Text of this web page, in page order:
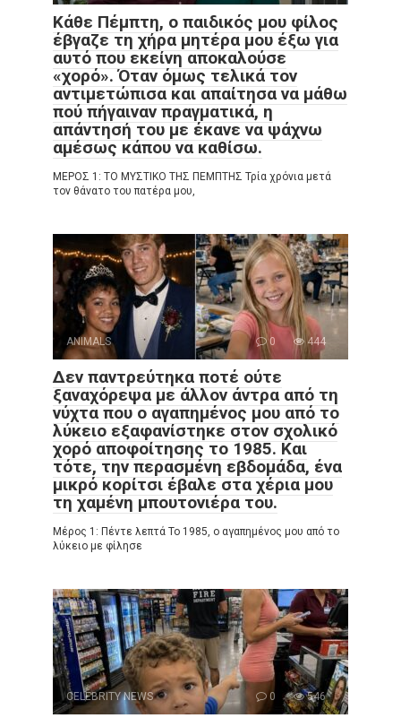
Κάθε Πέμπτη, ο παιδικός μου φίλος
έβγαζε τη χήρα μητέρα μου έξω για
αυτό που εκείνη αποκαλούσε
«χορό». Όταν όμως τελικά τον
αντιμετώπισα και απαίτησα να μάθω
πού πήγαιναν πραγματικά, η
απάντησή του με έκανε να ψάχνω
αμέσως κάπου να καθίσω.
ΜΕΡΟΣ 1: ΤΟ ΜΥΣΤΙΚΟ ΤΗΣ ΠΕΜΠΤΗΣ Τρία χρόνια μετά
τον θάνατο του πατέρα μου,
ANIMALS 0 444
Δεν παντρεύτηκα ποτέ ούτε
ξαναχόρεψα με άλλον άντρα από τη
νύχτα που ο αγαπημένος μου από το
λύκειο εξαφανίστηκε στον σχολικό
χορό αποφοίτησης το 1985. Και
τότε, την περασμένη εβδομάδα, ένα
μικρό κορίτσι έβαλε στα χέρια μου
τη χαμένη μπουτονιέρα του.
Μέρος 1: Πέντε λεπτά Το 1985, ο αγαπημένος μου από το
λύκειο με φίλησε
CELEBRITY NEWS 0 546